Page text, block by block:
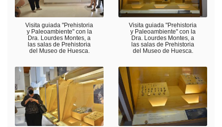
Visita guiada "Prehistoria
y Paleoambiente" con la
Dra. Lourdes Montes, a
las salas de Prehistoria
del Museo de Huesca.
Visita guiada "Prehistoria
y Paleoambiente" con la
Dra. Lourdes Montes, a
las salas de Prehistoria
del Museo de Huesca.